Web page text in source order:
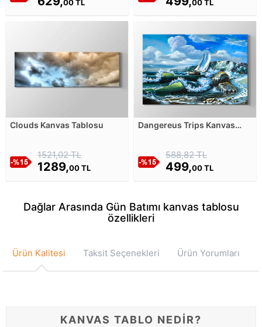
00 TL 00 TL
Clouds Kanvas Tablosu
1521,02 TL
1289,00 TL
Dangereus Trips Kanvas
588,82 TL
499,00 TL
Dağlar Arasında Gün Batımı kanvas tablosu
özellikleri
Ürün Kalitesi Taksit Seçenekleri Ürün Yorumları
KANVAS TABLO NEDİR?